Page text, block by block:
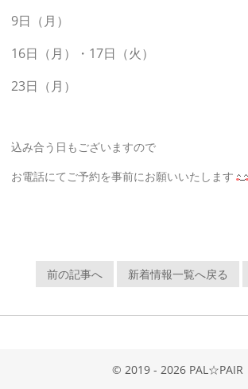
9日（月）
16日（月）・17日（火）
23日（月）
込み合う日もございますので
お電話にてご予約を事前にお願いいたします
前の記事へ 新着情報一覧へ戻る
© 2019 - 2026 PAL☆PAIR